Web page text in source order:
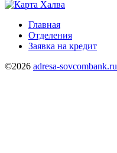
Главная
Отделения
Заявка на кредит
©2026 adresa-sovcombank.ru